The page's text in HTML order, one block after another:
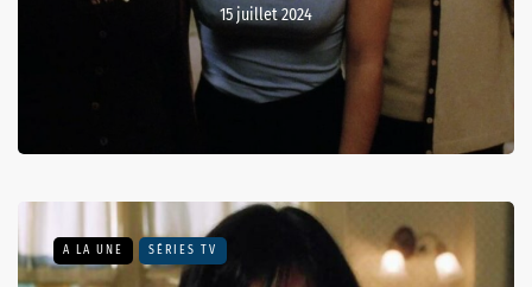
15 juillet 2024
A LA UNE SÉRIES TV